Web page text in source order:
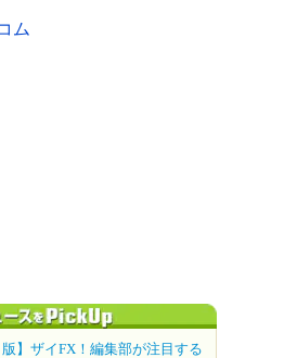
版】ザイFX！編集部が注目する